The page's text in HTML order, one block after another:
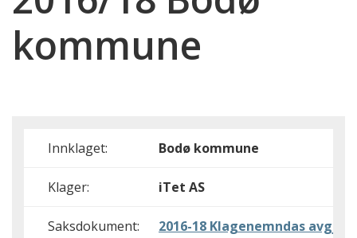
kommune
Innklaget: Bodø kommune
Klager: iTet AS
Saksdokument: 2016-18 Klagenemndas